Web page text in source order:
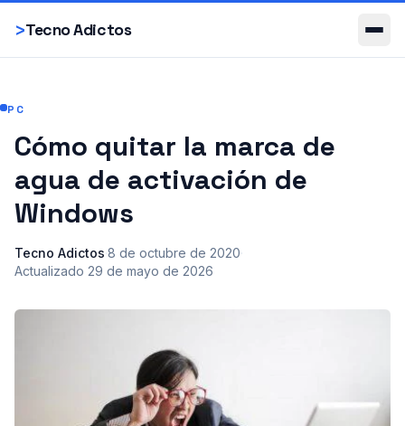
>Tecno Adictos
Smartphones
PC
Cómo quitar la marca de
agua de activación de
Windows
Tecno Adictos·8 de octubre de 2020·
Actualizado 29 de mayo de 2026